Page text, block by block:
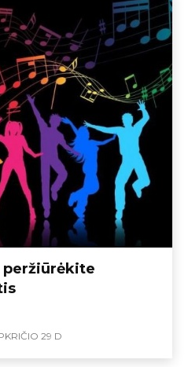
peržiūrėkite
29 D